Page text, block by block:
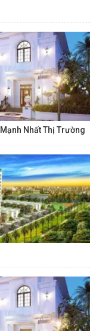
Nhất Thị Trường